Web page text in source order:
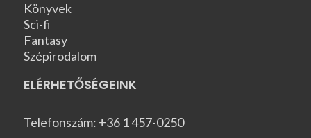
Könyvek
Sci-fi
Fantasy
Szépirodalom
ELÉRHETŐSÉGEINK
Telefonszám: +36 1 457-0250